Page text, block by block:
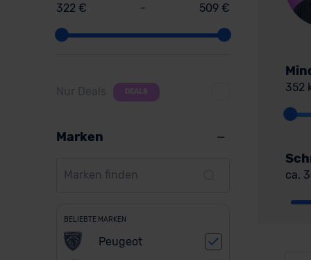
322 € - 509 €
Nur Deals DEALS
Marken
BELIEBTE MARKEN
Peugeot
352
ca.